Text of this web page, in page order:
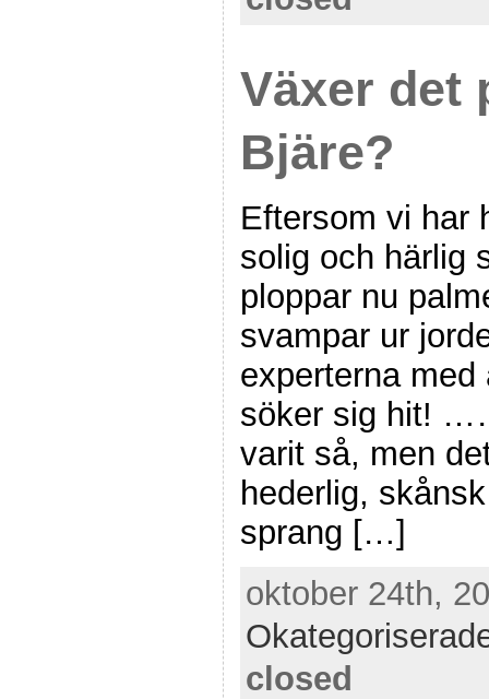
Växer det
Bjäre?
Eftersom vi har
solig och härlig
ploppar nu
svampar ur
experterna
söker sig hit!
varit så, men
hederlig,
sprang […]
oktober 24th,
closed